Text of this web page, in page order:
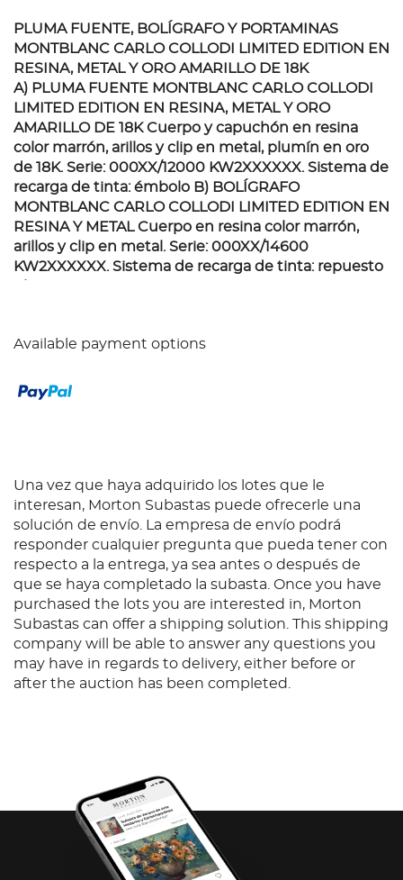
PLUMA FUENTE, BOLÍGRAFO Y PORTAMINAS
MONTBLANC CARLO COLLODI LIMITED EDITION EN
RESINA, METAL Y ORO AMARILLO DE 18K
A) PLUMA FUENTE MONTBLANC CARLO COLLODI
LIMITED EDITION EN RESINA, METAL Y ORO
AMARILLO DE 18K Cuerpo y capuchón en resina
color marrón, arillos y clip en metal, plumín en oro
de 18K. Serie: 000XX/12000 KW2XXXXXX. Sistema de
recarga de tinta: émbolo B) BOLÍGRAFO
MONTBLANC CARLO COLLODI LIMITED EDITION EN
RESINA Y METAL Cuerpo en resina color marrón,
arillos y clip en metal. Serie: 000XX/14600
KW2XXXXXX. Sistema de recarga de tinta: repuesto
00XX/3000 KW2XXXXXX. Sistema de recarga: minas
homenaje a Carlo Collodi, autor de "La aventura de
marrón oscuro y detalles en metal, con capuchón
esqueletizado, detalles bañados en tonos color
champán y el emblema Montblanc de color marfil.
El plumín de la pluma fuente es en oro de 18K, con
grabado del Grillo Parlante, compañero inseparable
de Pinocho, completando así el homenaje a la obra
maestra de Collodi. Con base en Montblanc (s.f.)
Available payment options
Una vez que haya adquirido los lotes que le
interesan, Morton Subastas puede ofrecerle una
solución de envío. La empresa de envío podrá
responder cualquier pregunta que pueda tener con
respecto a la entrega, ya sea antes o después de
que se haya completado la subasta. Once you have
purchased the lots you are interested in, Morton
Subastas can offer a shipping solution. This shipping
company will be able to answer any questions you
may have in regards to delivery, either before or
after the auction has been completed.